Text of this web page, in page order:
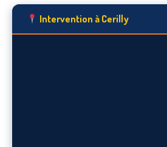
Intervention à Cerilly